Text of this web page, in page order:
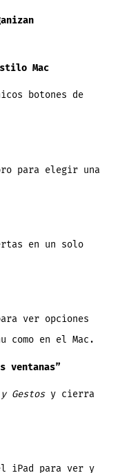
Mac
botones de
para elegir una
en un solo
ver opciones
como en el Mac.
ventanas”
Gestosy cierra
iPad para ver y